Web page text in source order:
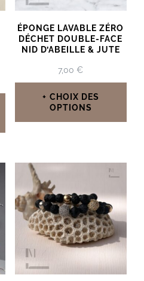
ÉPONGE LAVABLE ZÉRO
DÉCHET DOUBLE-FACE
NID D’ABEILLE & JUTE
7,00€
CHOIX DES
OPTIONS
plusieurs
variations.
Les
options
peuvent